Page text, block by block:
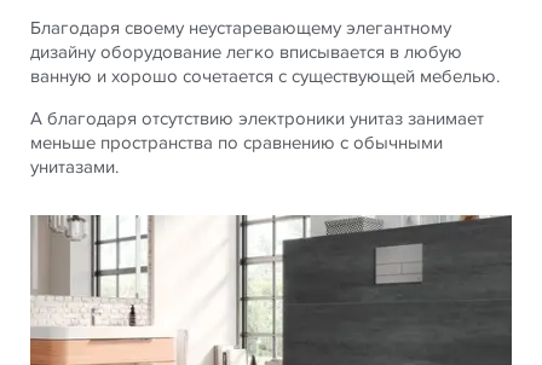
Благодаря своему неустаревающему элегантному
дизайну оборудование легко вписывается в любую
ванную и хорошо сочетается с существующей мебелью.
А благодаря отсутствию электроники унитаз занимает
меньше пространства по сравнению с обычными
унитазами.